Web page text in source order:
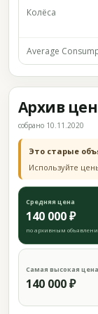
Колёса
Average
Архив
собрано 10.11.2020
Это старые
Используйте
Средняя цена
140 000 ₽
по архивным
Самая высокая цена
140 000 ₽